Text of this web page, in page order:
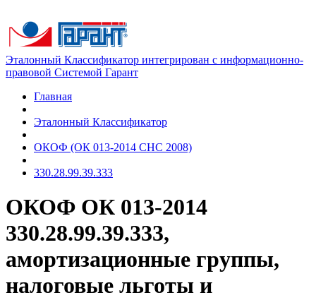
Эталонный Классификатор интегрирован с информационно-
правовой Системой Гарант
Главная
Эталонный Классификатор
ОКОФ (ОК 013-2014 СНС 2008)
330.28.99.39.333
ОКОФ ОК 013-2014
330.28.99.39.333,
амортизационные группы,
налоговые льготы и